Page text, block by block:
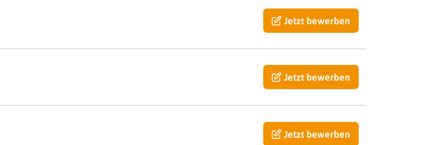
Jetzt bewerben
Jetzt bewerben
Jetzt bewerben